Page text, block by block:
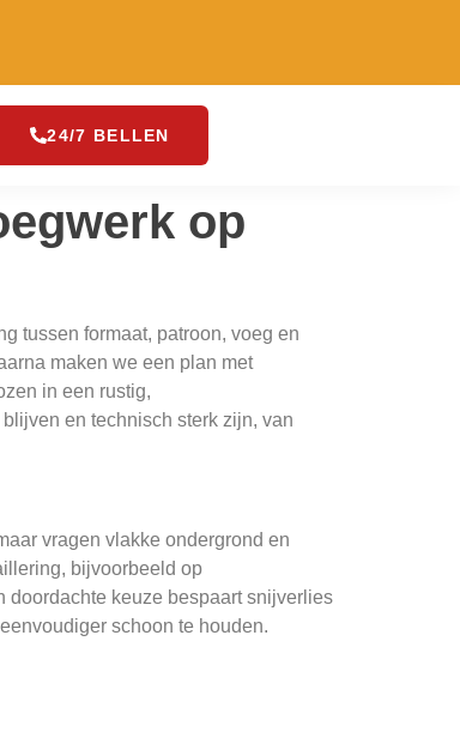
24/7 BELLEN
op
tussen formaat, patroon, voeg en
maken we een plan met
in een rustig,
en technisch sterk zijn, van
vragen vlakke ondergrond en
bijvoorbeeld op
doordachte keuze bespaart snijverlies
schoon te houden.